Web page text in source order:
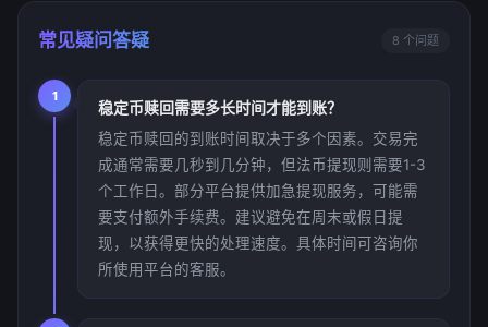
常见疑问答疑 8 个问题
1
稳定币赎回需要多长时间才能到账？
稳定币赎回的到账时间取决于多个因素。交易完
成通常需要几秒到几分钟，但法币提现则需要1-3
个工作日。部分平台提供加急提现服务，可能需
要支付额外手续费。建议避免在周末或假日提
现，以获得更快的处理速度。具体时间可咨询你
所使用平台的客服。